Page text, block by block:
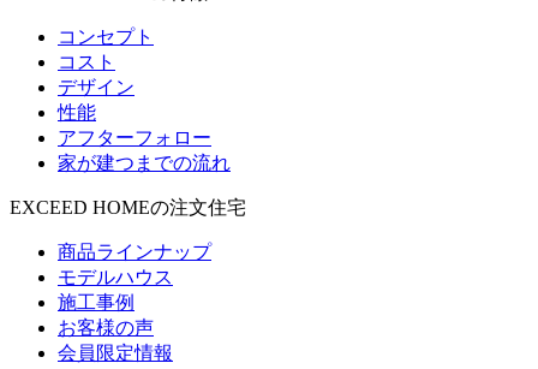
コンセプト
コスト
デザイン
性能
アフターフォロー
家が建つまでの流れ
EXCEED HOMEの注文住宅
商品ラインナップ
モデルハウス
施工事例
お客様の声
会員限定情報